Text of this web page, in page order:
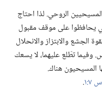
الروحي.‏ لذا احتاج
يحافظوا على موقف مقبول
الجشع والابتزاز والانحلال
وفيما تطّلع عليهما،‏ لا يسعك
المسيحيون هناك.‏
‏.‏